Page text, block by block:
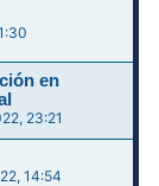
en
23:21
14:54